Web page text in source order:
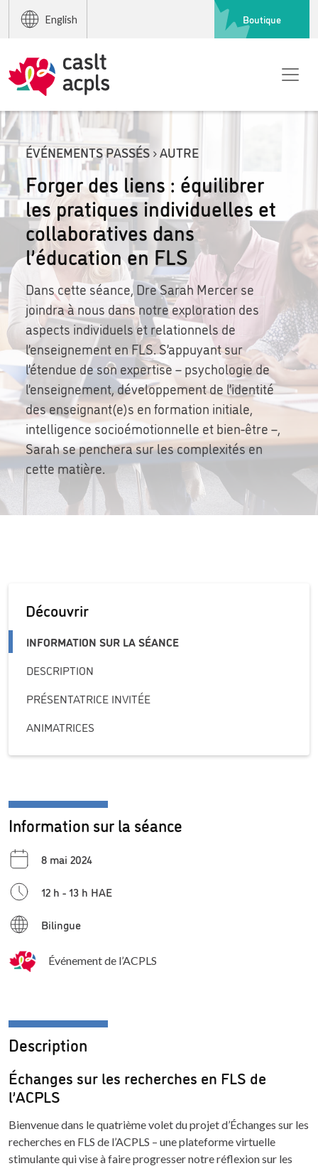
English Boutique
ÉVÉNEMENTS PASSÉS › AUTRE
Forger des liens : équilibrer
les pratiques individuelles et
collaboratives dans
l’éducation en FLS
Dans cette séance, Dre Sarah Mercer se
joindra à nous dans notre exploration des
aspects individuels et relationnels de
l’enseignement en FLS. S’appuyant sur
l’étendue de son expertise – psychologie de
l’enseignement, développement de l’identité
des enseignant(e)s en formation initiale,
intelligence socioémotionnelle et bien-être –,
Sarah se penchera sur les complexités en
cette matière.
Découvrir
INFORMATION SUR LA SÉANCE
DESCRIPTION
PRÉSENTATRICE INVITÉE
ANIMATRICES
Information sur la séance
8 mai 2024
12 h - 13 h HAE
Bilingue
Événement de l’ACPLS
Description
Échanges sur les recherches en FLS de
l’ACPLS
Bienvenue dans le quatrième volet du projet d’Échanges sur les
recherches en FLS de l’ACPLS – une plateforme virtuelle
stimulante qui vise à faire progresser notre réflexion sur les